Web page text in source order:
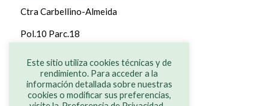
Ctra Carbellino-Almeida
Pol.10 Parc.18
ZAMORA
Este sitio utiliza cookies técnicas y de
rendimiento. Para acceder a la
información detallada sobre nuestras
cookies o modificar sus preferencias,